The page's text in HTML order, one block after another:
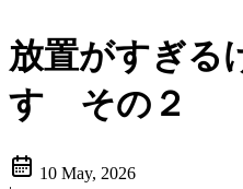
放置がすぎる
す その２
10 May, 2026